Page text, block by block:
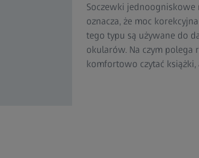
Soczewki jednoogniskowe
oznacza, że moc
tego typu są używane do
okularów. Na czym polega
komfortowo czytać